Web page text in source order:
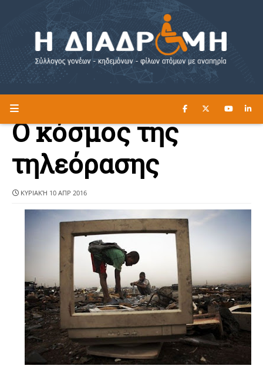
Η ΔΙΑΔΡΟΜΗ ΔΙΑΒΑΣΤΕ ΕΔΩ ►
Ο κόσμος της
τηλεόρασης
ΚΥΡΙΑΚΉ 10 ΑΠΡ 2016